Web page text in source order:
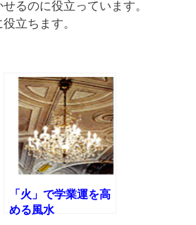
るのに役立っています。
立ちます。
「火」で学業運を高
める風水